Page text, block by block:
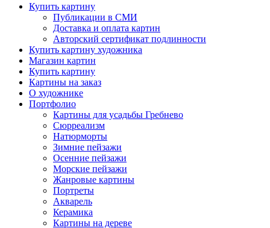
Купить картину
Публикации в СМИ
Доставка и оплата картин
Авторский сертификат подлинности
Купить картину художника
Магазин картин
Купить картину
Картины на заказ
О художнике
Портфолио
Картины для усадьбы Гребнево
Сюрреализм
Натюрморты
Зимние пейзажи
Осенние пейзажи
Морские пейзажи
Жанровые картины
Портреты
Акварель
Керамика
Картины на дереве